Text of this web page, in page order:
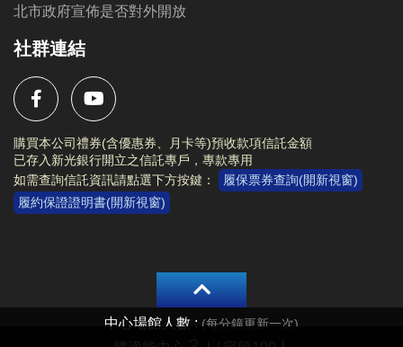
北市政府宣佈是否對外開放
社群連結
購買本公司禮券(含優惠券、月卡等)預收款項信託金額
已存入新光銀行開立之信託專戶，專款專用
如需查詢信託資訊請點選下方按鍵：
履保票券查詢(開新視窗)
履約保證證明書(開新視窗)